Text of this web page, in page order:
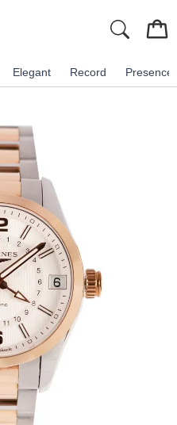
Elegant Record Presence